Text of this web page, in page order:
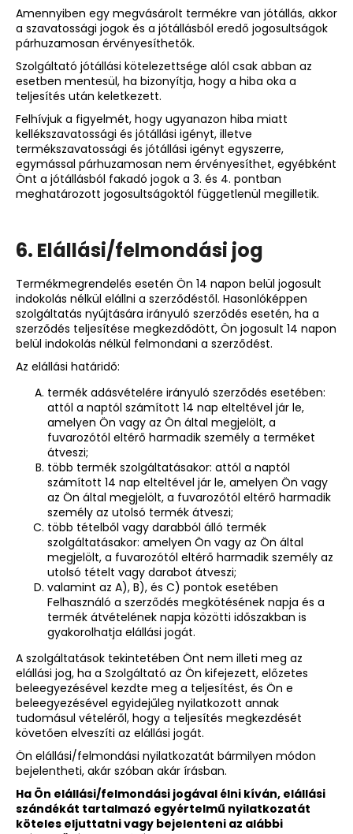
Amennyiben egy megvásárolt termékre van jótállás, akkor
a szavatossági jogok és a jótállásból eredő jogosultságok
párhuzamosan érvényesíthetők.
Szolgáltató jótállási kötelezettsége alól csak abban az
esetben mentesül, ha bizonyítja, hogy a hiba oka a
teljesítés után keletkezett.
Felhívjuk a figyelmét, hogy ugyanazon hiba miatt
kellékszavatossági és jótállási igényt, illetve
termékszavatossági és jótállási igényt egyszerre,
egymással párhuzamosan nem érvényesíthet, egyébként
Önt a jótállásból fakadó jogok a 3. és 4. pontban
meghatározott jogosultságoktól függetlenül megilletik.
6. Elállási/felmondási jog
Termékmegrendelés esetén Ön 14 napon belül jogosult
indokolás nélkül elállni a szerződéstől. Hasonlóképpen
szolgáltatás nyújtására irányuló szerződés esetén, ha a
szerződés teljesítése megkezdődött, Ön jogosult 14 napon
belül indokolás nélkül felmondani a szerződést.
Az elállási határidő:
termék adásvételére irányuló szerződés esetében:
attól a naptól számított 14 nap elteltével jár le,
amelyen Ön vagy az Ön által megjelölt, a
fuvarozótól eltérő harmadik személy a terméket
átveszi;
több termék szolgáltatásakor: attól a naptól
számított 14 nap elteltével jár le, amelyen Ön vagy
az Ön által megjelölt, a fuvarozótól eltérő harmadik
személy az utolsó termék átveszi;
több tételből vagy darabból álló termék
szolgáltatásakor: amelyen Ön vagy az Ön által
megjelölt, a fuvarozótól eltérő harmadik személy az
utolsó tételt vagy darabot átveszi;
valamint az A), B), és C) pontok esetében
Felhasználó a szerződés megkötésének napja és a
termék átvételének napja közötti időszakban is
gyakorolhatja elállási jogát.
A szolgáltatások tekintetében Önt nem illeti meg az
elállási jog, ha a Szolgáltató az Ön kifejezett, előzetes
beleegyezésével kezdte meg a teljesítést, és Ön e
beleegyezésével egyidejűleg nyilatkozott annak
tudomásul vételéről, hogy a teljesítés megkezdését
követően elveszíti az elállási jogát.
Ön elállási/felmondási nyilatkozatát bármilyen módon
bejelentheti, akár szóban akár írásban.
Ha Ön elállási/felmondási jogával élni kíván, elállási
szándékát tartalmazó egyértelmű nyilatkozatát
köteles eljuttatni vagy bejelenteni az alábbi